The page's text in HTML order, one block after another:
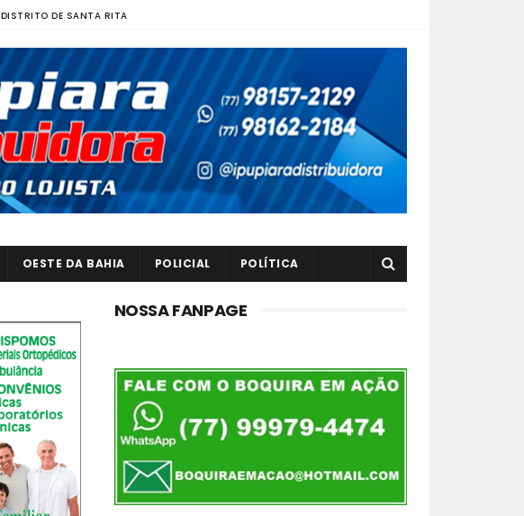
DISTRITO DE SANTA RITA
OESTE DA BAHIA POLICIAL POLÍTICA
NOSSA FANPAGE